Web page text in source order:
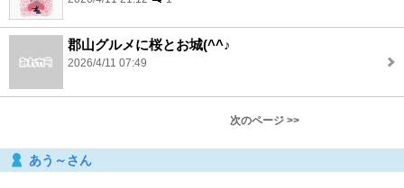
郡山グルメに桜とお城(^^♪
2026/4/11 07:49
次のページ >>
あう～さん